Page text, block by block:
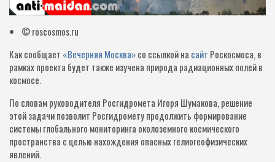
© roscosmos.ru
Как сообщает «Вечерняя Москва»со ссылкой на сайт Роскосмоса, в
рамках проекта будет также изучена природа радиационных полей в
космосе.
По словам руководителя Росгидромета Игоря Шумакова, решение
этой задачи позволит Росгидромету продолжить формирование
системы глобального мониторинга околоземного космического
пространства с целью нахождения опасных гелиогеофизических
явлений.